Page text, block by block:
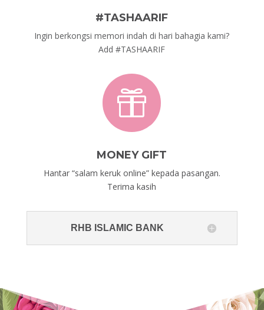
#TASHAARIF
Ingin berkongsi memori indah di hari bahagia kami?
Add #TASHAARIF

MONEY GIFT
Hantar “salam keruk online” kepada pasangan.
Terima kasih
RHB ISLAMIC BANK